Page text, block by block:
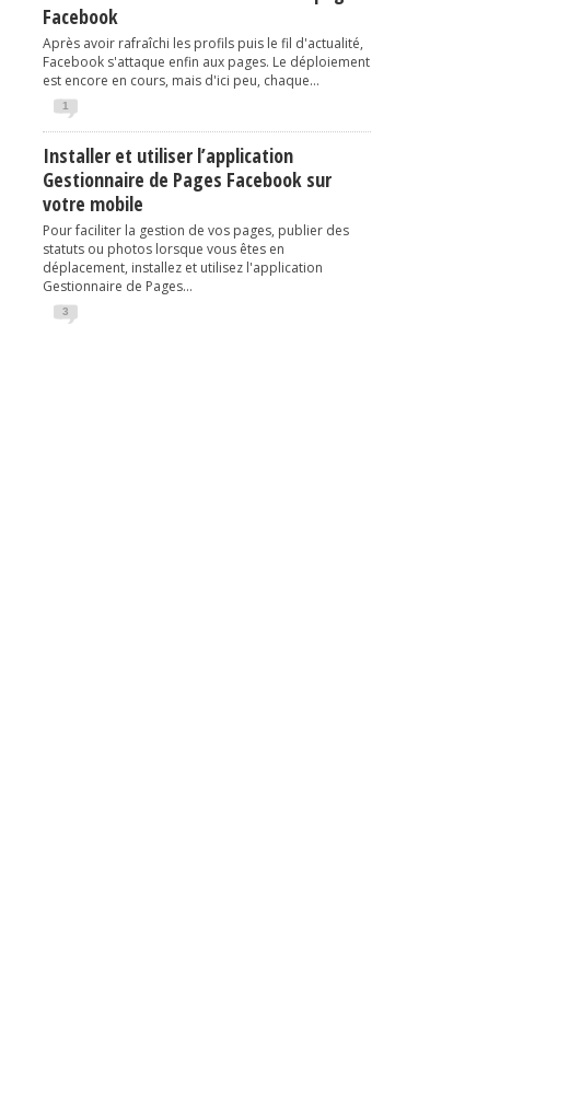
Facebook
Après avoir rafraîchi les profils puis le fil d'actualité,
Facebook s'attaque enfin aux pages. Le déploiement
est encore en cours, mais d'ici peu, chaque...
1
Installer et utiliser l’application
Gestionnaire de Pages Facebook sur
votre mobile
Pour faciliter la gestion de vos pages, publier des
statuts ou photos lorsque vous êtes en
déplacement, installez et utilisez l'application
Gestionnaire de Pages...
3